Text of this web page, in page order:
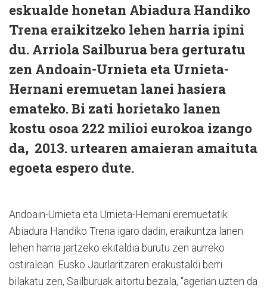
eskualde honetan Abiadura Handiko
Trena eraikitzeko lehen harria ipini
du. Arriola Sailburua bera gerturatu
zen Andoain-Urnieta eta Urnieta-
Hernani eremuetan lanei hasiera
emateko. Bi zati horietako lanen
kostu osoa 222 milioi eurokoa izango
da, 2013. urtearen amaieran amaituta
egoeta espero dute.
Andoain-Urnieta eta Urnieta-Hernani eremuetatik
Abiadura Handiko Trena igaro dadin, eraikuntza lanen
lehen harria jartzeko ekitaldia burutu zen aurreko
ostiralean. Eusko Jaurlaritzaren erakustaldi berri
bilakatu zen, Sailburuak aitortu bezala, “agerian uzten da